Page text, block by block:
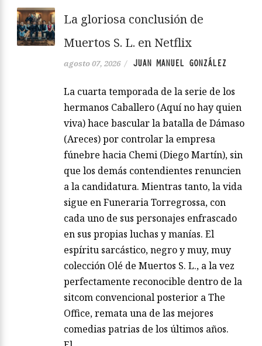
La gloriosa conclusión de
Muertos S. L. en Netflix
agosto 07, 2026 / JUAN MANUEL GONZÁLEZ
La cuarta temporada de la serie de los
hermanos Caballero (Aquí no hay quien
viva) hace bascular la batalla de Dámaso
(Areces) por controlar la empresa
fúnebre hacia Chemi (Diego Martín), sin
que los demás contendientes renuncien
a la candidatura. Mientras tanto, la vida
sigue en Funeraria Torregrossa, con
cada uno de sus personajes enfrascado
en sus propias luchas y manías. El
espíritu sarcástico, negro y muy, muy
colección Olé de Muertos S. L., a la vez
perfectamente reconocible dentro de la
sitcom convencional posterior a The
Office, remata una de las mejores
comedias patrias de los últimos años.